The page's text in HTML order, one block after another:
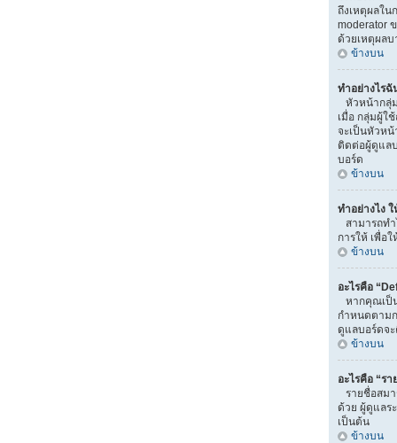
ถึงเหตุผลใน
moderator
ด้วยเหตุผลบ
ข้างบน
ทำอย่างไร
หัวหน้ากลุ่
เมื่อ กลุ่มผู้ใ
จะเป็นหัวห
ติดต่อผู้ดูแล
บอร์ด
ข้างบน
ทำอย่างไง
สามารถท
การให้ เพื่อ
ข้างบน
อะไรคือ
หากคุณเป็
กำหนดตาม
ดูแลบอร์ดจ
ข้างบน
อะไรคือ “ร
รายชื่อสม
ด้วย ผู้ดูแลร
เป็นต้น
ข้างบน